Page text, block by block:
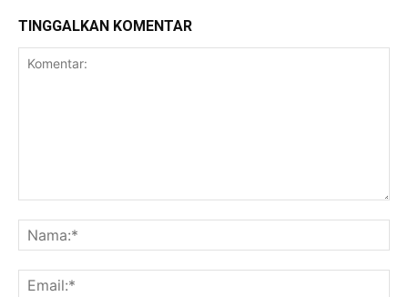
TINGGALKAN KOMENTAR